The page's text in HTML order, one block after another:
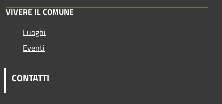
VIVERE IL COMUNE
Luoghi
Eventi
CONTATTI